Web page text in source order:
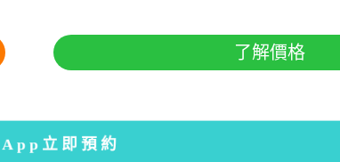
了解價格
立即預約